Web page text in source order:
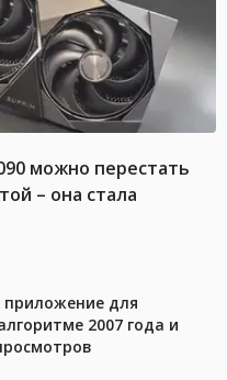
можно перестать
– она стала
приложение для
2007 года и